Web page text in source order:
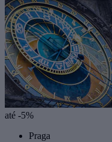
até -5%
Praga